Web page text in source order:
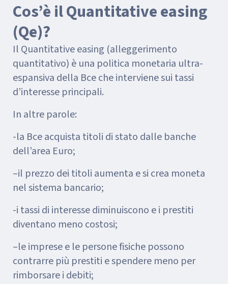
Cos’è il Quantitative easing
(Qe)?
Il Quantitative easing (alleggerimento
quantitativo) è una politica monetaria ultra-
espansiva della Bce che interviene sui tassi
d’interesse principali.
In altre parole:
-la Bce acquista titoli di stato dalle banche
dell’area Euro;
–il prezzo dei titoli aumenta e si crea moneta
nel sistema bancario;
-i tassi di interesse diminuiscono e i prestiti
diventano meno costosi;
–le imprese e le persone fisiche possono
contrarre più prestiti e spendere meno per
rimborsare i debiti;